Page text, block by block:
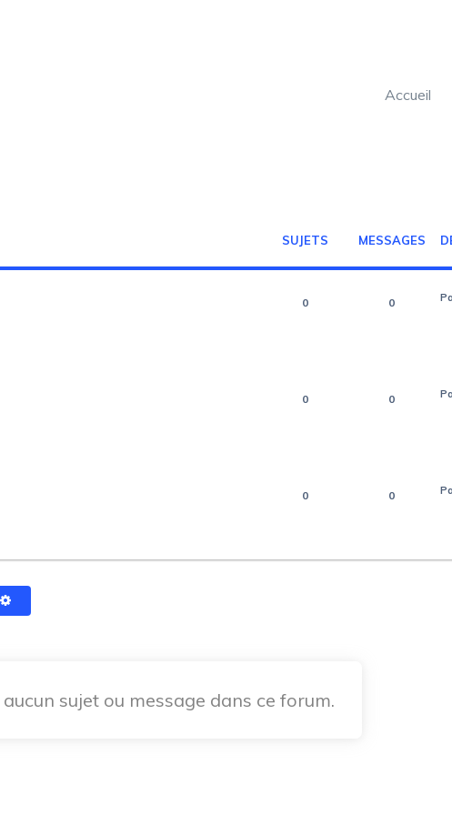
Accueil
SUJETS MESSAGES
0 0
0 0
0 0
aucun sujet ou message dans ce forum.